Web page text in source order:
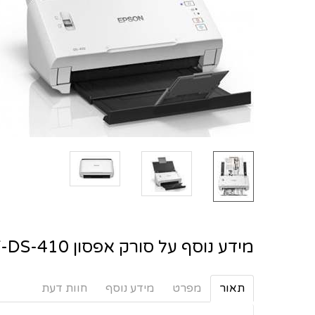
מידע נוסף על סורק אפסון EPSON WF-DS-410
תאור מפרט מידע נוסף חוות דעת